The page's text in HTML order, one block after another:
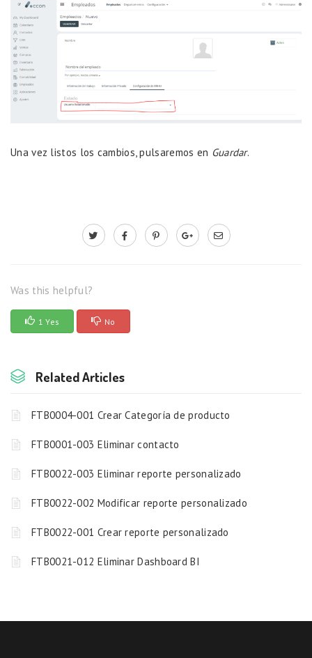
Una vez listos los cambios, pulsaremos en Guardar.
Was this helpful?
1 Yes No
Related Articles
FTB0004-001 Crear Categoría de producto
FTB0001-003 Eliminar contacto
FTB0022-003 Eliminar reporte personalizado
FTB0022-002 Modificar reporte personalizado
FTB0022-001 Crear reporte personalizado
FTB0021-012 Eliminar Dashboard BI